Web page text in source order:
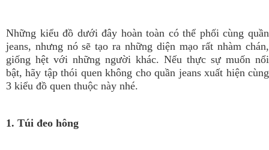
Những kiểu đồ dưới đây hoàn toàn có thể phối cùng quần
jeans, nhưng nó sẽ tạo ra những diện mạo rất nhàm chán,
giống hệt với những người khác. Nếu thực sự muốn nổi
bật, hãy tập thói quen không cho quần jeans xuất hiện cùng
3 kiểu đồ quen thuộc này nhé.
1. Túi đeo hông